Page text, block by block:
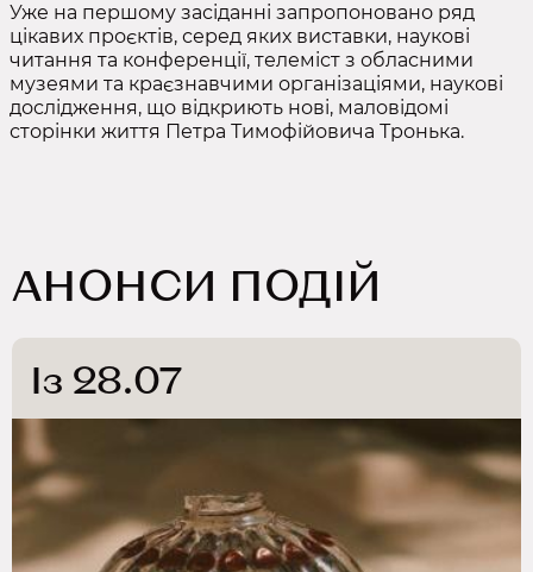
Уже на першому засіданні запропоновано ряд
цікавих проєктів, серед яких виставки, наукові
читання та конференції, телеміст з обласними
музеями та краєзнавчими організаціями, наукові
дослідження, що відкриють нові, маловідомі
сторінки життя Петра Тимофійовича Тронька.
АНОНСИ ПОДІЙ
Із 28.07